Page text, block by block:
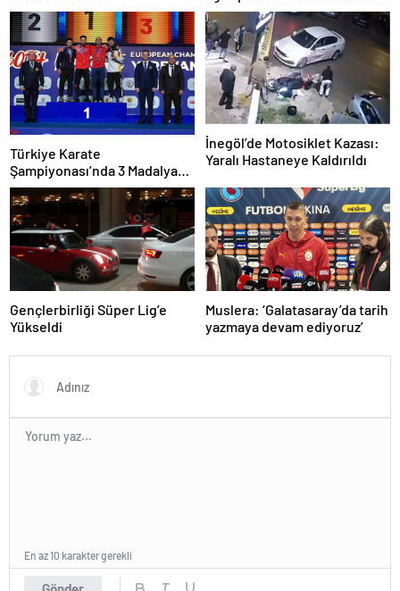
3, seneye de 4
Türkiye Karate
Şampiyonası’nda 3 Madalya
Kazandı
İnegöl’de Motosiklet Kazası:
Yaralı Hastaneye Kaldırıldı
Gençlerbirliği Süper Lig’e
Yükseldi
Muslera: ‘Galatasaray’da tarih
yazmaya devam ediyoruz’
En az 10 karakter gerekli